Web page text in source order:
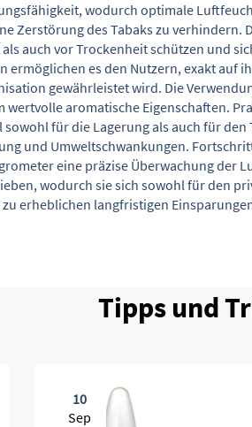
wodurch optimale
Zerstörung des Tabaks zu
auch vor Trockenheit schützen und
es den Nutzern, exakt auf
gewährleistet wird. Die
aromatische Eigenschaften.
für die Lagerung als auch für
und Umweltschwankungen.
eine präzise Überwachung
wodurch sie sich sowohl für den
erheblichen langfristigen
Tipps und
10
Sep